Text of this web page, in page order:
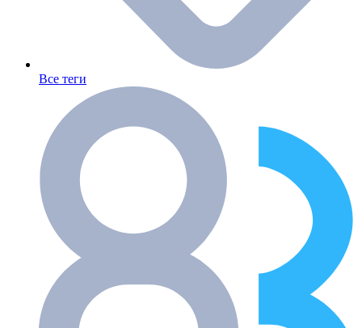
Все теги